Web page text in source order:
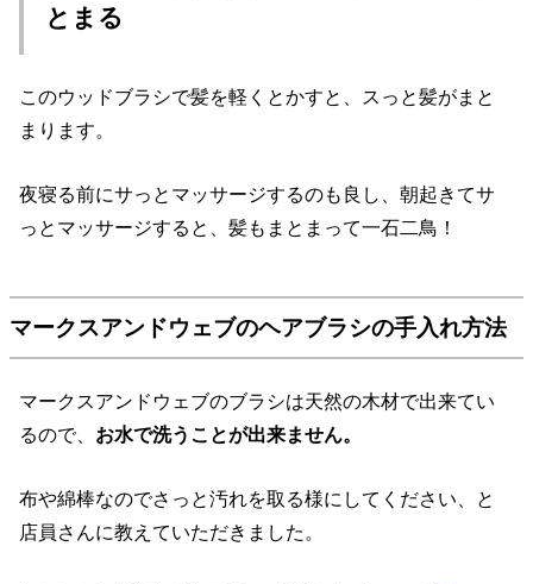
とまる
このウッドブラシで髪を軽くとかすと、スっと髪がまと
まります。
夜寝る前にサっとマッサージするのも良し、朝起きてサ
っとマッサージすると、髪もまとまって一石二鳥！
マークスアンドウェブのヘアブラシの手入れ方法
マークスアンドウェブのブラシは天然の木材で出来てい
るので、 お水で洗うことが出来ません。
布や綿棒なのでさっと汚れを取る様にしてください、と
店員さんに教えていただきました。